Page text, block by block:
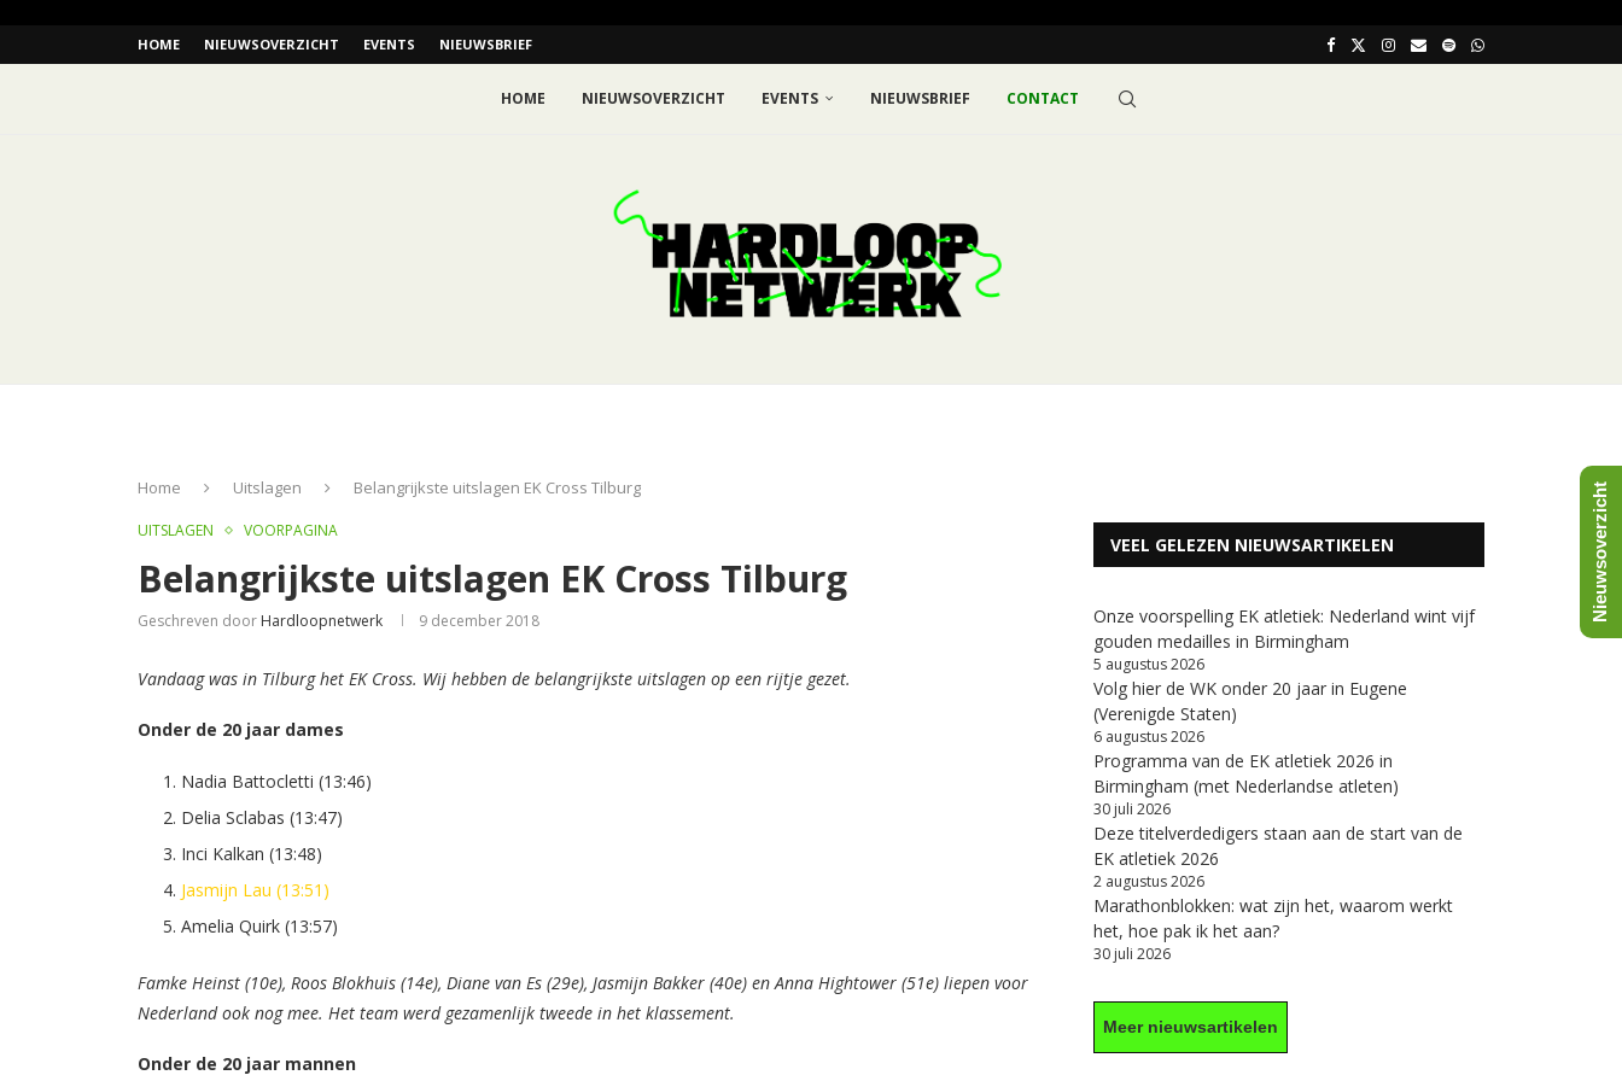
HOME NIEUWSOVERZICHT EVENTS NIEUWSBRIEF
HOME NIEUWSOVERZICHT EVENTS NIEUWSBRIEF CONTACT
Home Uitslagen Belangrijkste uitslagen EK Cross Tilburg
UITSLAGEN VOORPAGINA
Belangrijkste uitslagen EK Cross Tilburg
Geschreven door Hardloopnetwerk 9 december 2018
Vandaag was in Tilburg het EK Cross. Wij hebben de belangrijkste uitslagen op een rijtje gezet.
Onder de 20 jaar dames
Nadia Battocletti (13:46)
Delia Sclabas (13:47)
Inci Kalkan (13:48)
Jasmijn Lau (13:51)
Amelia Quirk (13:57)
Famke Heinst (10e), Roos Blokhuis (14e), Diane van Es (29e), Jasmijn Bakker (40e) en Anna Hightower (51e) liepen voor
Nederland ook nog mee. Het team werd gezamenlijk tweede in het klassement.
Onder de 20 jaar mannen
VEEL GELEZEN NIEUWSARTIKELEN
Onze voorspelling EK atletiek: Nederland wint vijf
gouden medailles in Birmingham
5 augustus 2026
Volg hier de WK onder 20 jaar in Eugene
(Verenigde Staten)
6 augustus 2026
Programma van de EK atletiek 2026 in
Birmingham (met Nederlandse atleten)
30 juli 2026
Deze titelverdedigers staan aan de start van de
EK atletiek 2026
2 augustus 2026
Marathonblokken: wat zijn het, waarom werkt
het, hoe pak ik het aan?
30 juli 2026
Meer nieuwsartikelen
Nieuwsoverzicht